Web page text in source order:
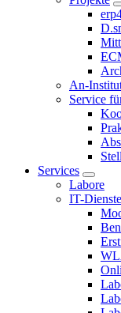
An-
Service
Services
Labore
IT-Dienste